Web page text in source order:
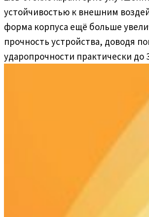
устойчивостью к внешним
форма корпуса ещё больше
прочность устройства, доводя
ударопрочности практически до